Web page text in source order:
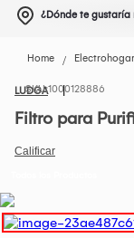
¿Dónde te
Home Electrohogar
LUDGA1000128886
Filtro para